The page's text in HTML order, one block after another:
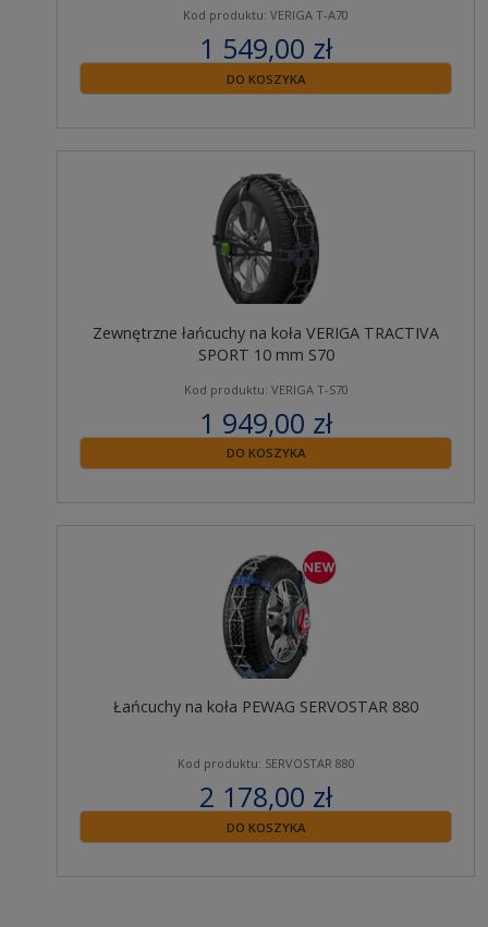
Kod produktu: VERIGA T-A70
1 549,00 zł
zawiera 23% VAT
DO KOSZYKA
Zewnętrzne łańcuchy na koła VERIGA TRACTIVA
SPORT 10 mm S70
Kod produktu: VERIGA T-S70
1 949,00 zł
zawiera 23% VAT
DO KOSZYKA
Łańcuchy na koła PEWAG SERVOSTAR 880
Kod produktu: SERVOSTAR 880
2 178,00 zł
zawiera 23% VAT
DO KOSZYKA